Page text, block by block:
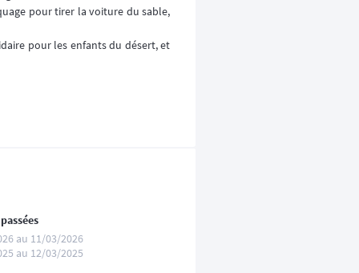
pour tirer la voiture du sable,
pour les enfants du désert, et
au 11/03/2026
au 12/03/2025